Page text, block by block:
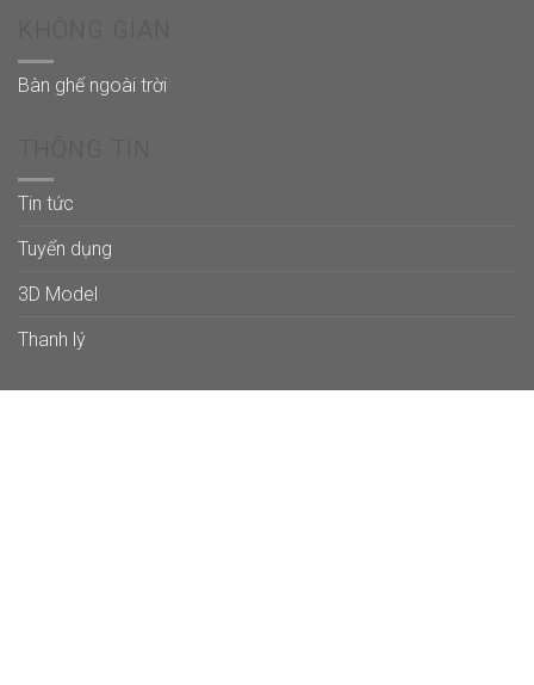
Bàn ghế ngoài trời
Tin tức
Tuyển dụng
3D Model
Thanh lý